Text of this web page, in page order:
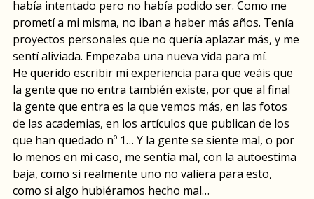
había intentado pero no había podido ser. Como me
prometí a mi misma, no iban a haber más años. Tenía
proyectos personales que no quería aplazar más, y me
sentí aliviada. Empezaba una nueva vida para mí.
He querido escribir mi experiencia para que veáis que
la gente que no entra también existe, por que al final
la gente que entra es la que vemos más, en las fotos
de las academias, en los artículos que publican de los
que han quedado nº 1… Y la gente se siente mal, o por
lo menos en mi caso, me sentía mal, con la autoestima
baja, como si realmente uno no valiera para esto,
como si algo hubiéramos hecho mal…